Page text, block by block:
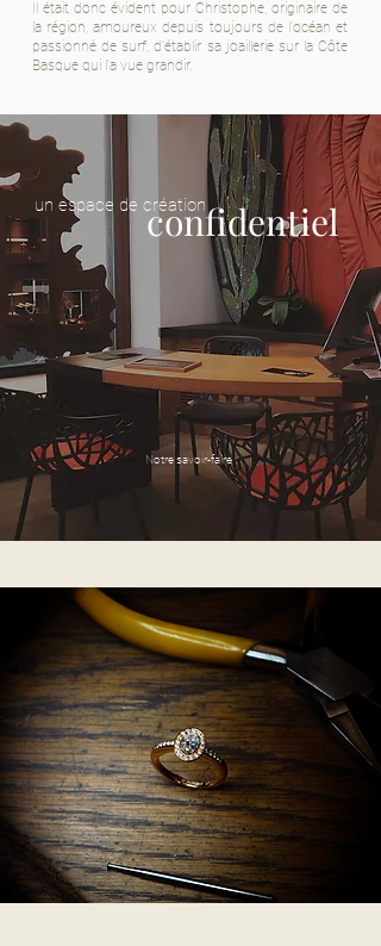
Il était donc évident pour Christophe, originaire de
la région, amoureux depuis toujours de l'océan et
passionné de surf, d'établir sa joaillerie sur la Côte
Basque qui l'a vue grandir.
un espace de créationconfidentiel
Notre savoir-faire